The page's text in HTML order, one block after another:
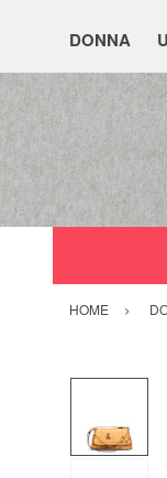
DONNA
HOME